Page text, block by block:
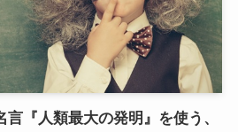
『人類最大の発明』を使う、